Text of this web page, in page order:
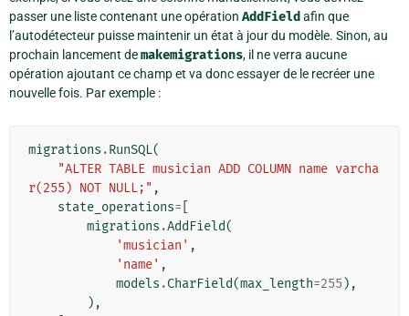
passer une liste contenant une opération AddField afin que
l’autodétecteur puisse maintenir un état à jour du modèle. Sinon, au
prochain lancement demakemigrations, il ne verra aucune
opération ajoutant ce champ et va donc essayer de le recréer une
nouvelle fois. Par exemple :
migrations .RunSQL(
"ALTER TABLE musician ADD COLUMN name varcha
r(255) NOT NULL;" ,
state_operations=
migrations .AddField(
'musician' ,
'name' ,
models .CharField(max_length=255 ),
),